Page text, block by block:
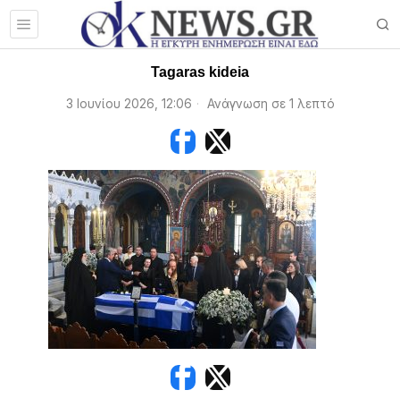
Tagaras kideia
3 Ιουνίου 2026, 12:06 Ανάγνωση σε 1 λεπτό